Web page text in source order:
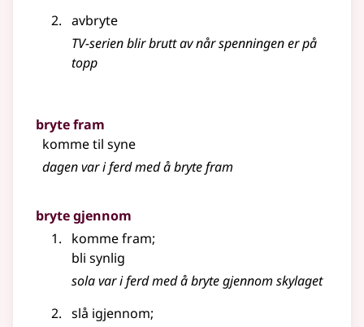
avbryte
TV-serien blir brutt av når spenningen er på
topp
bryte fram
komme til syne
dagen var i ferd med å bryte fram
bryte gjennom
komme fram;
bli synlig
sola var i ferd med å bryte gjennom skylaget
slå igjennom;